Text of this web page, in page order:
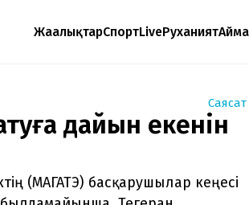
ЖаңалықтарСпортLiveРуханият
Саясат
дайын екенін
(МАГАТЭ) басқарушылар кеңесі